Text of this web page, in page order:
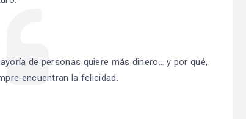
de personas quiere más dinero… y por qué,
encuentran la felicidad.